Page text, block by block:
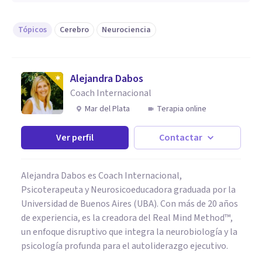
Tópicos Cerebro Neurociencia
Alejandra Dabos
Coach Internacional
Mar del Plata Terapia online
Ver perfil Contactar
Alejandra Dabos es Coach Internacional,
Psicoterapeuta y Neurosicoeducadora graduada por la
Universidad de Buenos Aires (UBA). Con más de 20 años
de experiencia, es la creadora del Real Mind Method™,
un enfoque disruptivo que integra la neurobiología y la
psicología profunda para el autoliderazgo ejecutivo.